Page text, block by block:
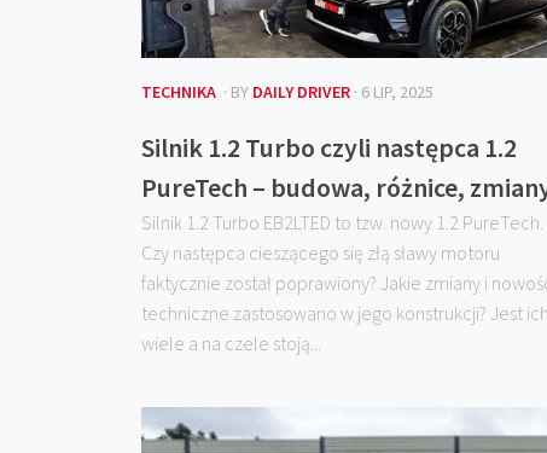
TECHNIKA · BY DAILY DRIVER · 6 LIP, 2025
Silnik 1.2 Turbo czyli następca 1.2
PureTech – budowa, różnice,
Silnik 1.2 Turbo EB2LTED to tzw. nowy 1.2 PureTech.
Czy następca cieszącego się złą sławy motoru
faktycznie został poprawiony? Jakie zmiany i
techniczne zastosowano w jego konstrukcji? Jest ich
wiele a na czele stoją...